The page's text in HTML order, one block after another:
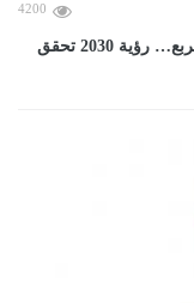
4200
ترامب يغزو السعودية بمشروع 2.6 مليون متر مربع… رؤية 2030 تحقق